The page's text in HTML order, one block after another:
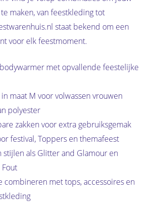
maken, van feestkleding tot
staat bekend om een
voor elk feestmoment.
met opvallende feestelijke
maat M voor volwassen vrouwen
polyester
zakken voor extra gebruiksgemak
festival, Toppers en themafeest
stijlen als Glitter and Glamour en
combineren met tops, accessoires en